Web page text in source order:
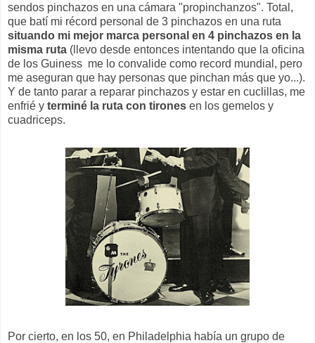
sendos pinchazos en una cámara "propinchanzos". Total,
que batí mi récord personal de 3 pinchazos en una ruta
situando mi mejor marca personal en 4 pinchazos en la
misma ruta (llevo desde entonces intentando que la oficina
de los Guiness me lo convalide como record mundial, pero
me aseguran que hay personas que pinchan más que yo...).
Y de tanto parar a reparar pinchazos y estar en cuclillas, me
enfrié y terminé la ruta con tirones en los gemelos y
cuadriceps.
Por cierto, en los 50, en Philadelphia había un grupo de